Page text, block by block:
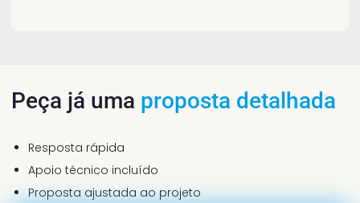
Peça já uma proposta detalhada
Resposta rápida
Apoio técnico incluído
Proposta ajustada ao projeto